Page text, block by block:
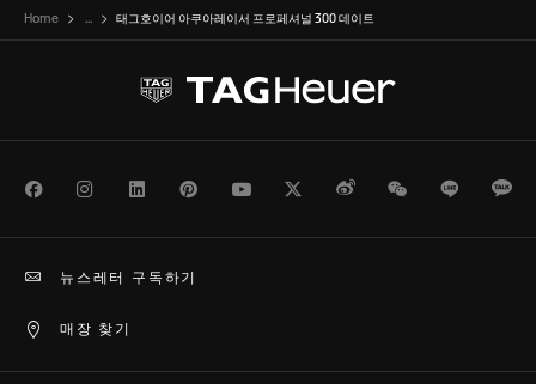
Home ... 태그호이어 아쿠아레이서 프로페셔널 300 데이트
FacebookInstagram
LinkedInPinterestYoutubeTwitterWeiboWeChatLine
매장 찾기
뉴스레터 구독하기